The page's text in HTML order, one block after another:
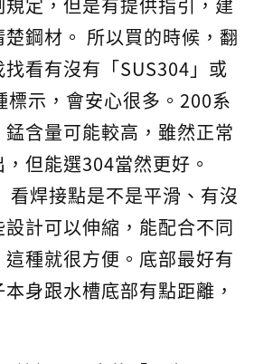
鋼材。 所以買的時候，翻
看有沒有「SUS304」或
標示，會安心很多。200系
含量可能較高，雖然正常
但能選304當然更好。
看焊接點是不是平滑、有沒
計可以伸縮，能配合不同
種就很方便。底部最好有
身跟水槽底部有點距離，